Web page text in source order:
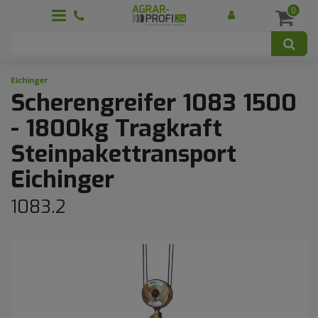
0
Eichinger
Scherengreifer 1083 1500
- 1800kg Tragkraft
Steinpakettransport
Eichinger
1083.2